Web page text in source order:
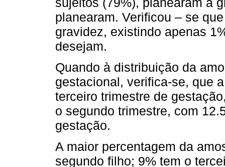
planearam. Verificou – se
gravidez, existindo apenas
desejam.
Quando à distribuição da
gestacional, verifica-se, que
terceiro trimestre de
o segundo trimestre, com
gestação.
A maior percentagem da
segundo filho; 9% tem o